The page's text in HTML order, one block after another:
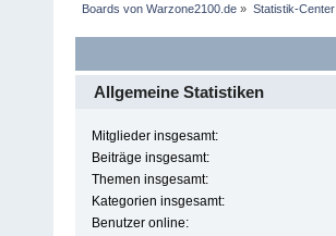
Boards von Warzone2100.de » Statistik-Center
Allgemeine Statistiken
Mitglieder insgesamt:
Beiträge insgesamt:
Themen insgesamt:
Kategorien insgesamt:
Benutzer online: